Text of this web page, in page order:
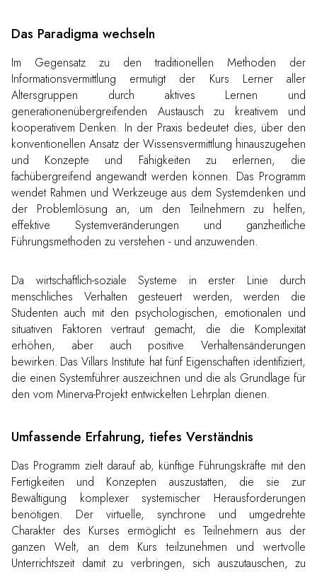
Das Paradigma wechseln
Im Gegensatz zu den traditionellen Methoden der
Informationsvermittlung ermutigt der Kurs Lerner aller
Altersgruppen durch aktives Lernen und
generationenübergreifenden Austausch zu kreativem und
kooperativem Denken. In der Praxis bedeutet dies, über den
konventionellen Ansatz der Wissensvermittlung hinauszugehen
und Konzepte und Fähigkeiten zu erlernen, die
fachübergreifend angewandt werden können. Das Programm
wendet Rahmen und Werkzeuge aus dem Systemdenken und
der Problemlösung an, um den Teilnehmern zu helfen,
effektive Systemveränderungen und ganzheitliche
Führungsmethoden zu verstehen - und anzuwenden.
Da wirtschaftlich-soziale Systeme in erster Linie durch
menschliches Verhalten gesteuert werden, werden die
Studenten auch mit den psychologischen, emotionalen und
situativen Faktoren vertraut gemacht, die die Komplexität
erhöhen, aber auch positive Verhaltensänderungen
bewirken. Das Villars Institute hat fünf Eigenschaften identifiziert,
die einen Systemführer auszeichnen und die als Grundlage für
den vom Minerva-Projekt entwickelten Lehrplan dienen.
Umfassende Erfahrung, tiefes Verständnis
Das Programm zielt darauf ab, künftige Führungskräfte mit den
Fertigkeiten und Konzepten auszustatten, die sie zur
Bewältigung komplexer systemischer Herausforderungen
benötigen. Der virtuelle, synchrone und umgedrehte
Charakter des Kurses ermöglicht es Teilnehmern aus der
ganzen Welt, an dem Kurs teilzunehmen und wertvolle
Unterrichtszeit damit zu verbringen, sich auszutauschen, zu